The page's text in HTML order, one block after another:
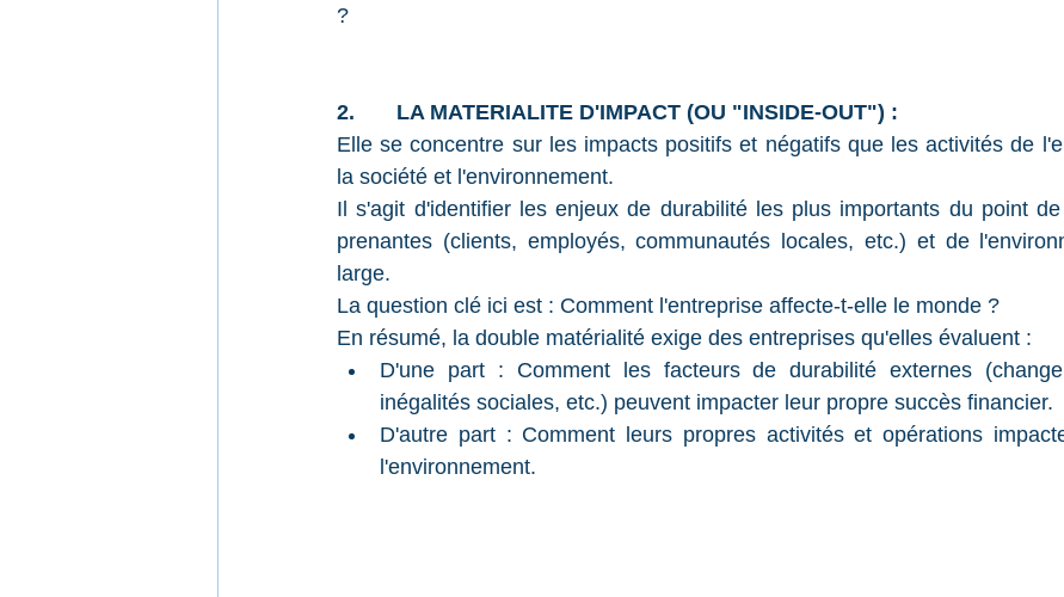
?
2.       LA MATERIALITE D'IMPACT (OU "INSIDE-OUT") :
Elle se concentre sur les impacts positifs et négatifs que les activités de
la société et l'environnement.
Il s'agit d'identifier les enjeux de durabilité les plus importants du point
prenantes (clients, employés, communautés locales, etc.) et de
large.
La question clé ici est : Comment l'entreprise affecte-t-elle le monde ?
En résumé, la double matérialité exige des entreprises qu'elles évaluent :
D'une part : Comment les facteurs de durabilité externes
inégalités sociales, etc.) peuvent impacter leur propre succès financier.
D'autre part : Comment leurs propres activités et opérations
l'environnement.